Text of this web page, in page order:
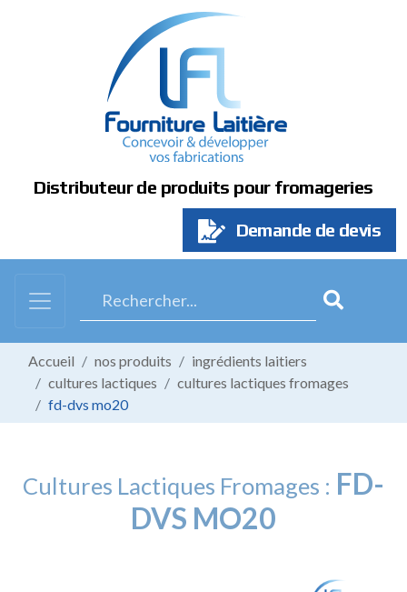
Distributeur de produits pour fromageries
Demande de devis
Accueil nos produits
ingrédients laitiers
cultures lactiques
cultures lactiques fromages
fd-dvs mo20
Cultures Lactiques Fromages : FD-
DVS MO20
Panneau de gestion des cookies